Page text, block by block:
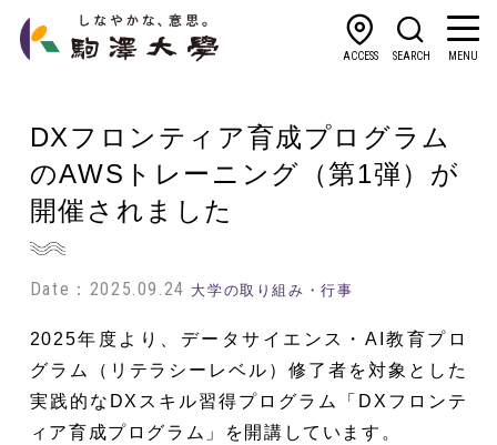
ACCESS SEARCH MENU
DXフロンティア育成プログラム
のAWSトレーニング（第1弾）が
開催されました
Date：2025.09.24 大学の取り組み・行事
2025年度より、データサイエンス・AI教育プロ
グラム（リテラシーレベル）修了者を対象とした
実践的なDXスキル習得プログラム「DXフロンテ
ィア育成プログラム」を開講しています。